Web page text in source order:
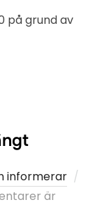
på grund av
informerar
är